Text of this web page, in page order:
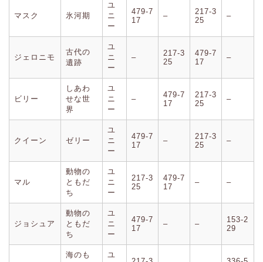
マスク 氷河期
ユ
ニ
ー
479-7
17
–
217-3
25
–
ジェロニモ
古代の
遺跡
ユ
ニ
ー
–
217-3
25
479-7
17
–
ビリー
しあわ
せな世
界
ユ
ニ
ー
–
479-7
17
217-3
25
–
クイーン ゼリー
ユ
ニ
ー
479-7
17
–
217-3
25
–
マル
動物の
ともだ
ち
ユ
ニ
ー
217-3
25
479-7
17
– –
ジョシュア
動物の
ともだ
ち
ユ
ニ
ー
479-7
17
– –
153-2
29
海のも
ユ